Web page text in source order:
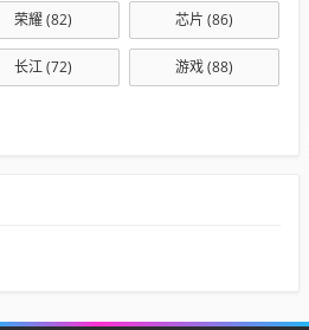
荣耀(82) 芯片 (86)
长江(72) 游戏(88)